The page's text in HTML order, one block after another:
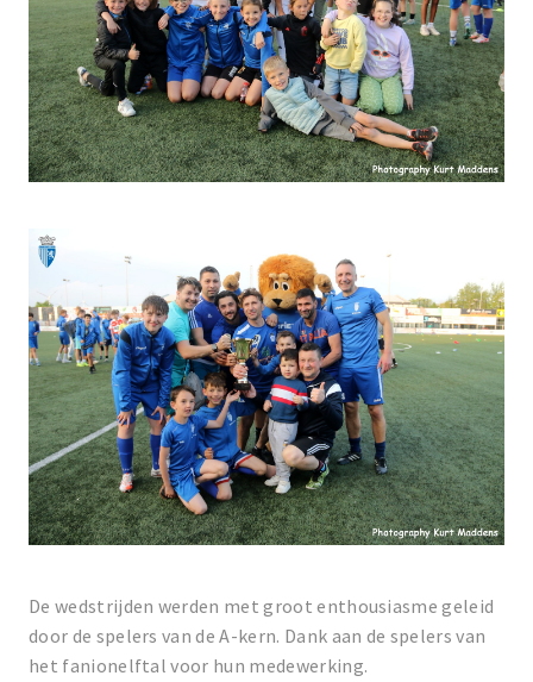
De wedstrijden werden met groot enthousiasme geleid
door de spelers van de A-kern. Dank aan de spelers van
het fanionelftal voor hun medewerking.